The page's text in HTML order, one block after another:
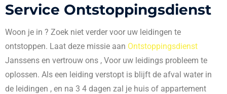
Service Ontstoppingsdienst
Woon je in ? Zoek niet verder voor uw leidingen te
ontstoppen. Laat deze missie aan Ontstoppingsdienst
Janssens en vertrouw ons , Voor uw leidings probleem te
oplossen. Als een leiding verstopt is blijft de afval water in
de leidingen , en na 3 4 dagen zal je huis of appartement